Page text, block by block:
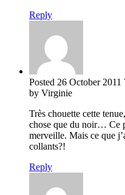
Reply
Posted 26 October 2011
by Virginie
Très chouette cette
chose que du noir… Ce
merveille. Mais ce que
collants?!
Reply